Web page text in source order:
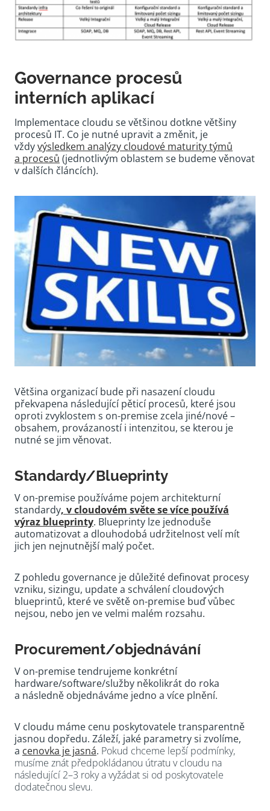
Governance procesů
interních aplikací
Implementace cloudu se většinou dotkne většiny
procesů IT. Co je nutné upravit a změnit, je
vždyvýsledkem analýzy cloudové maturity týmů
a procesů (jednotlivým oblastem se budeme věnovat
v dalších článcích).
Většina organizací bude při nasazení cloudu
překvapena následující pěticí procesů, které jsou
oproti zvyklostem s on-premise zcela jiné/nové –
obsahem, provázaností i intenzitou, se kterou je
nutné se jim věnovat.
Standardy/Blueprinty
V on-premise používáme pojem architekturní
standardy, v cloudovém světe se více používá
výraz blueprinty. Blueprinty lze jednoduše
automatizovat a dlouhodobá udržitelnost velí mít
jich jen nejnutnější malý počet.
Z pohledu governance je důležité definovat procesy
vzniku, sizingu, update a schválení cloudových
blueprintů, které ve světě on-premise buď vůbec
nejsou, nebo jen ve velmi malém rozsahu.
Procurement/objednávání
V on-premise tendrujeme konkrétní
hardware/software/služby několikrát do roka
a následně objednáváme jedno a více plnění.
V cloudu máme cenu poskytovatele transparentně
jasnou dopředu. Záleží, jaké parametry si zvolíme,
a cenovka je jasná. Pokud chceme lepší podmínky,
musíme znát předpokládanou útratu v cloudu na
následující 2–3 roky a vyžádat si od poskytovatele
dodatečnou slevu.